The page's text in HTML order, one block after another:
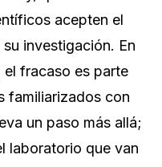
acepten el
investigación. En
fracaso es parte
familiarizados con
un paso más allá;
laboratorio que van